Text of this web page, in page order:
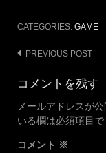
CATEGORIES: GAME
Post
navigation
PREVIOUS POST
コメントを残す
メールアドレスが
いる欄は必須項目で
コメント ※